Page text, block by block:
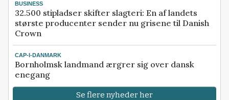
BUSINESS
32.500 stipladser skifter slagteri: En af landets
største producenter sender nu grisene til Danish
Crown
CAP-I-DANMARK
Bornholmsk landmand ærgrer sig over dansk
enegang
Se flere nyheder her